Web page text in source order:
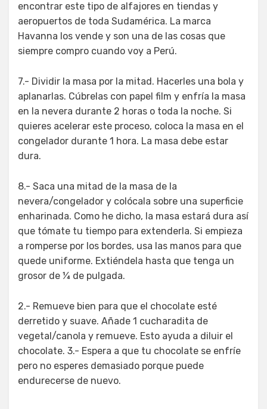
encontrar este tipo de alfajores en tiendas y
aeropuertos de toda Sudamérica. La marca
Havanna los vende y son una de las cosas que
siempre compro cuando voy a Perú.
7.- Dividir la masa por la mitad. Hacerles una bola y
aplanarlas. Cúbrelas con papel film y enfría la masa
en la nevera durante 2 horas o toda la noche. Si
quieres acelerar este proceso, coloca la masa en el
congelador durante 1 hora. La masa debe estar
dura.
8.- Saca una mitad de la masa de la
nevera/congelador y colócala sobre una superficie
enharinada. Como he dicho, la masa estará dura así
que tómate tu tiempo para extenderla. Si empieza
a romperse por los bordes, usa las manos para que
quede uniforme. Extiéndela hasta que tenga un
grosor de ¼ de pulgada.
2.- Remueve bien para que el chocolate esté
derretido y suave. Añade 1 cucharadita de
vegetal/canola y remueve. Esto ayuda a diluir el
chocolate. 3.- Espera a que tu chocolate se enfríe
pero no esperes demasiado porque puede
endurecerse de nuevo.